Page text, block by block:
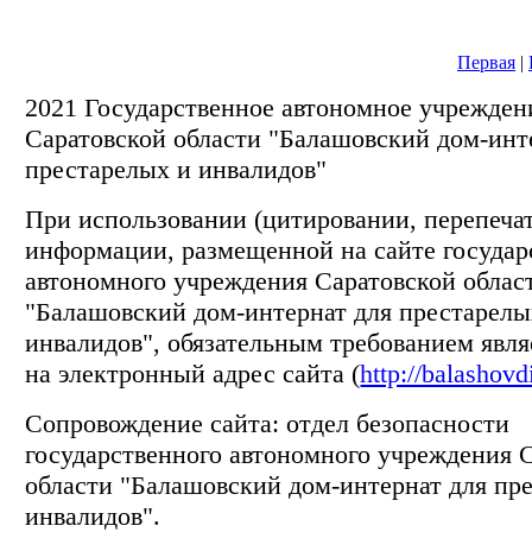
Первая |
2021 Государственное автономное
Саратовской области "Балашовский дом-
престарелых и инвалидов"
При использовании (цитировании,
информации, размещенной на сайте
автономного учреждения Саратовской
"Балашовский дом-интернат для
инвалидов", обязательным требованием
на электронный адрес сайта (http://
Сопровождение сайта: отдел безопасности
государственного автономного учреждения
области "Балашовский дом-интернат для
инвалидов".